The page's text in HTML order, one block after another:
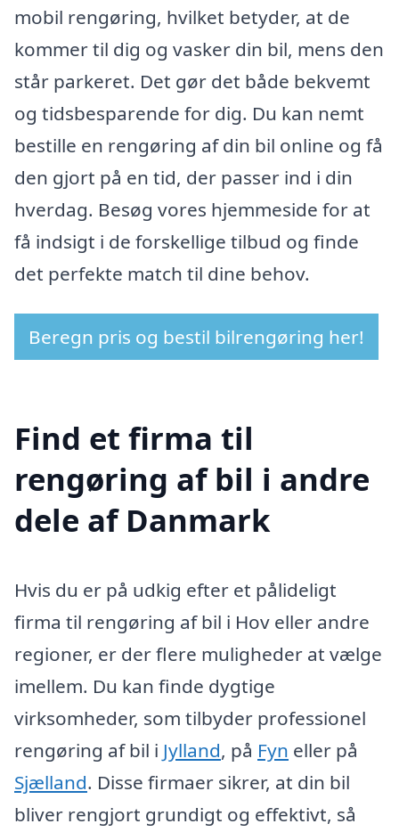
mobil rengøring, hvilket betyder, at de
kommer til dig og vasker din bil, mens den
står parkeret. Det gør det både bekvemt
og tidsbesparende for dig. Du kan nemt
bestille en rengøring af din bil online og få
den gjort på en tid, der passer ind i din
hverdag. Besøg vores hjemmeside for at
få indsigt i de forskellige tilbud og finde
det perfekte match til dine behov.
Beregn pris og bestil bilrengøring her!
Find et firma til
rengøring af bil i andre
dele af Danmark
Hvis du er på udkig efter et pålideligt
firma til rengøring af bil i Hov eller andre
regioner, er der flere muligheder at vælge
imellem. Du kan finde dygtige
virksomheder, som tilbyder professionel
rengøring af bil i Jylland, på Fyn eller på
Sjælland. Disse firmaer sikrer, at din bil
bliver rengjort grundigt og effektivt, så